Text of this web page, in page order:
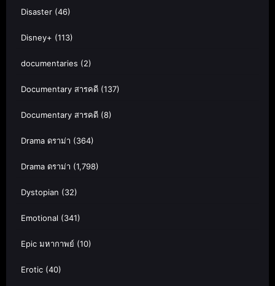
Disaster (46)
Disney+ (113)
documentaries (2)
Documentary สารคดี (137)
Documentary สารคดี (8)
Drama ดราม่า (364)
Drama ดราม่า (1,798)
Dystopian (32)
Emotional (341)
Epic มหากาพย์ (10)
Erotic (40)